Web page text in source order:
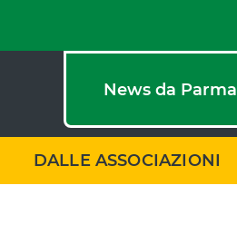
News da Parma
DALLE ASSOCIAZIONI